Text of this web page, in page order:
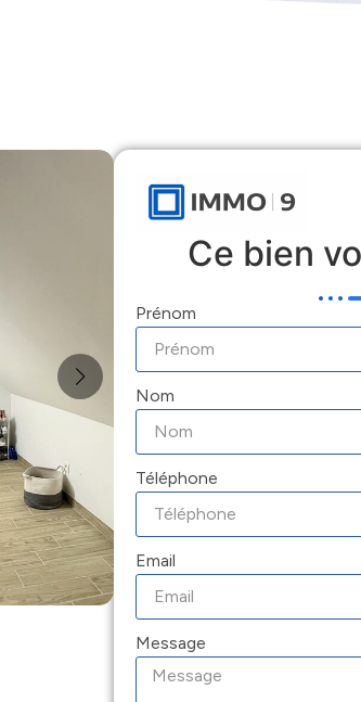
Ce bien
Prénom
Nom
Téléphone
Email
Message